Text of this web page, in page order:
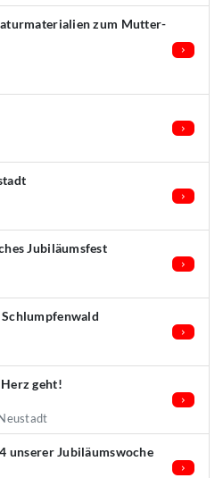
zum Mutter-
Jubiläumsfest
Herz geht!
unserer Jubiläumswoche